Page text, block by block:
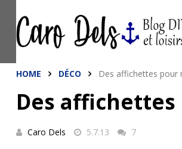
HOME DÉCO Des affichettes pour
Des
Caro Dels 5.7.13 7
This site uses
are shared with
statistics, and to